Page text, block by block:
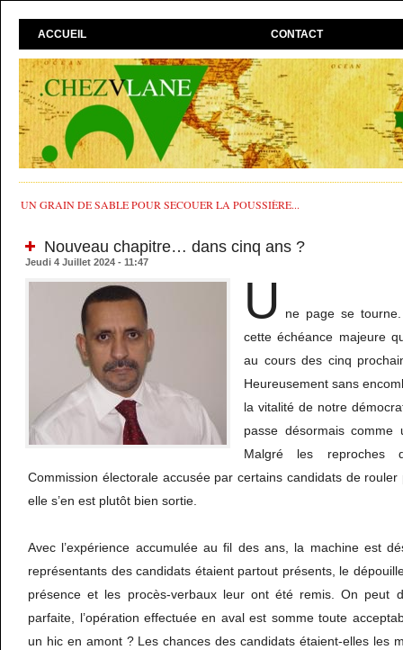
ACCUEIL CONTACT
UN GRAIN DE SABLE POUR SECOUER LA POUSSIÈRE...
Nouveau chapitre… dans cinq ans ?
Jeudi 4 Juillet 2024 - 11:47
U
ne page se tourne.
cette échéance majeure
au cours des cinq
Heureusement sans
la vitalité de notre
passe désormais comme
Malgré les
Commission électorale accusée par certains candidats de
elle s’en est plutôt bien sortie.
Avec l’expérience accumulée au fil des ans, la machine est
représentants des candidats étaient partout présents, le
présence et les procès-verbaux leur ont été remis. On peut
parfaite, l’opération effectuée en aval est somme toute
un hic en amont ? Les chances des candidats étaient-elles les